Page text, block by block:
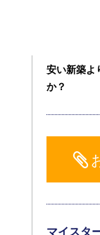
安い新築よ
か？